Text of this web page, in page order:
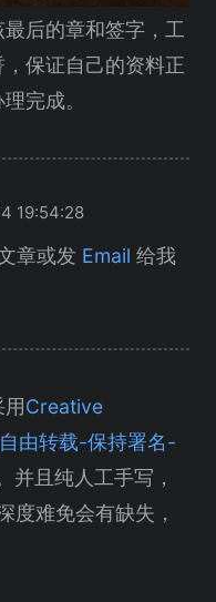
后的章和签字，工
保证自己的资料正
完成。
19:54:28
章或发 Email 给我
Creative
由转载-保持署名-
并且纯人工手写，
度难免会有缺失，